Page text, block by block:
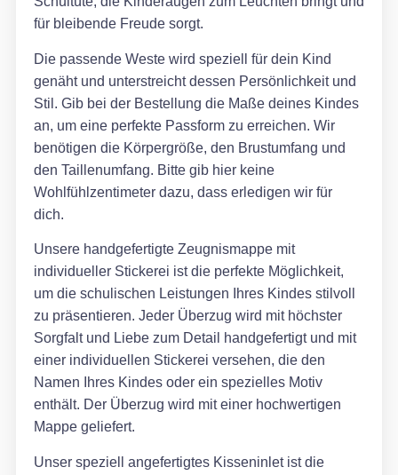
für bleibende Freude sorgt.
Die passende Weste wird speziell für dein Kind
genäht und unterstreicht dessen Persönlichkeit und
Stil. Gib bei der Bestellung die Maße deines Kindes
an, um eine perfekte Passform zu erreichen. Wir
benötigen die Körpergröße, den Brustumfang und
den Taillenumfang. Bitte gib hier keine
Wohlfühlzentimeter dazu, dass erledigen wir für
dich.
Unsere handgefertigte Zeugnismappe mit
individueller Stickerei ist die perfekte Möglichkeit,
um die schulischen Leistungen Ihres Kindes stilvoll
zu präsentieren. Jeder Überzug wird mit höchster
Sorgfalt und Liebe zum Detail handgefertigt und mit
einer individuellen Stickerei versehen, die den
Namen Ihres Kindes oder ein spezielles Motiv
enthält. Der Überzug wird mit einer hochwertigen
Mappe geliefert.
Unser speziell angefertigtes Kisseninlet ist die